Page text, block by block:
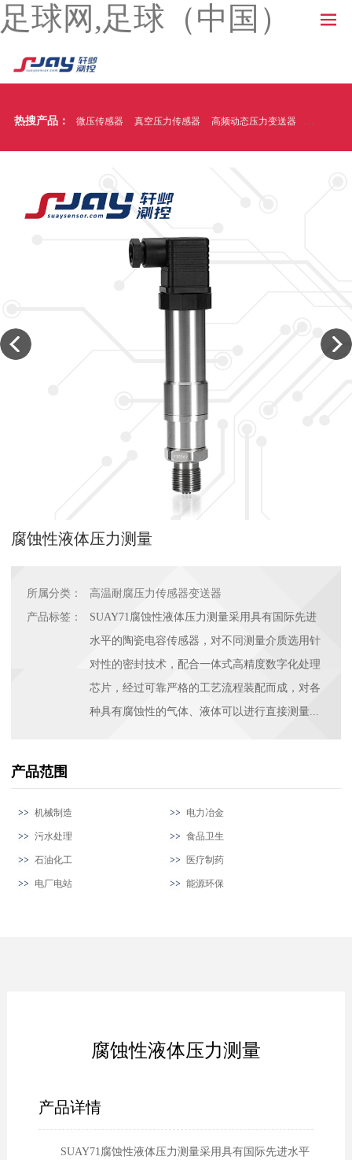
足球网,足球（中国）
热搜产品： 微压传感器 真空压力传感器 高频动态压力变送器 温压一体
腐蚀性液体压力测量
所属分类：
高温耐腐压力传感器变送器
产品标签：
SUAY71腐蚀性液体压力测量采用具有国际先进
水平的陶瓷电容传感器，对不同测量介质选用针
对性的密封技术，配合一体式高精度数字化处理
芯片，经过可靠严格的工艺流程装配而成，对各
种具有腐蚀性的气体、液体可以进行直接测量...
产品范围
机械制造 电力冶金
污水处理 食品卫生
石油化工 医疗制药
电厂电站 能源环保
腐蚀性液体压力测量
产品详情
SUAY71腐蚀性液体压力测量采用具有国际先进水平